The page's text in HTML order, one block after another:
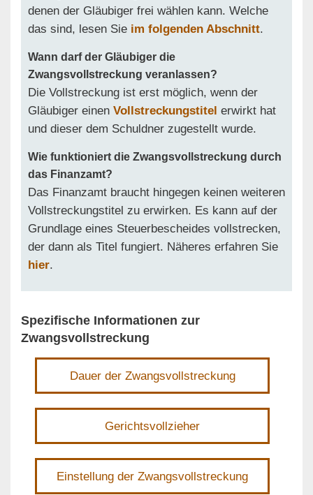
denen der Gläubiger frei wählen kann. Welche
das sind, lesen Sie im folgenden Abschnitt.
Wann darf der Gläubiger die
Zwangsvollstreckung veranlassen?
Die Vollstreckung ist erst möglich, wenn der
Gläubiger einen Vollstreckungstitel erwirkt hat
und dieser dem Schuldner zugestellt wurde.
Wie funktioniert die Zwangsvollstreckung durch
das Finanzamt?
Das Finanzamt braucht hingegen keinen weiteren
Vollstreckungstitel zu erwirken. Es kann auf der
Grundlage eines Steuerbescheides vollstrecken,
der dann als Titel fungiert. Näheres erfahren Sie
hier.
Spezifische Informationen zur
Zwangsvollstreckung
Dauer der Zwangsvollstreckung
Gerichtsvollzieher
Einstellung der Zwangsvollstreckung